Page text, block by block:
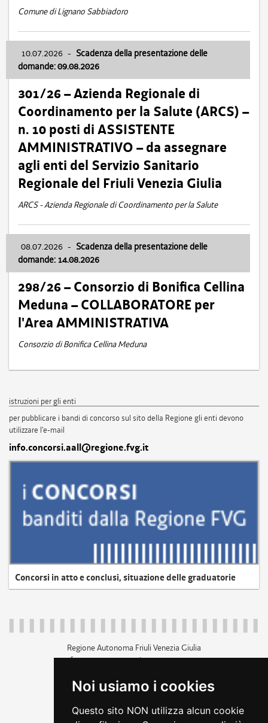
Noi usiamo i cookies
Questo sito NON utilizza alcun cookie
Comune di Lignano Sabbiadoro
10.07.2026 - Scadenza della presentazione delle
domande: 09.08.2026
301/26 – Azienda Regionale di
Coordinamento per la Salute (ARCS) –
n. 10 posti di ASSISTENTE
AMMINISTRATIVO – da assegnare
agli enti del Servizio Sanitario
Regionale del Friuli Venezia Giulia
ARCS - Azienda Regionale di Coordinamento per la Salute
08.07.2026 - Scadenza della presentazione delle
domande: 14.08.2026
298/26 – Consorzio di Bonifica Cellina
Meduna – COLLABORATORE per
l'Area AMMINISTRATIVA
Consorzio di Bonifica Cellina Meduna
istruzioni per gli enti
per pubblicare i bandi di concorso sul sito della Regione gli enti devono
utilizzare l'e-mail
info.concorsi.aall@regione.fvg.it
Concorsi in atto e conclusi, situazione delle graduatorie
Regione Autonoma Friuli Venezia Giulia
c.f. 80014930327; p.iva 00526040324
+39 040 3771111